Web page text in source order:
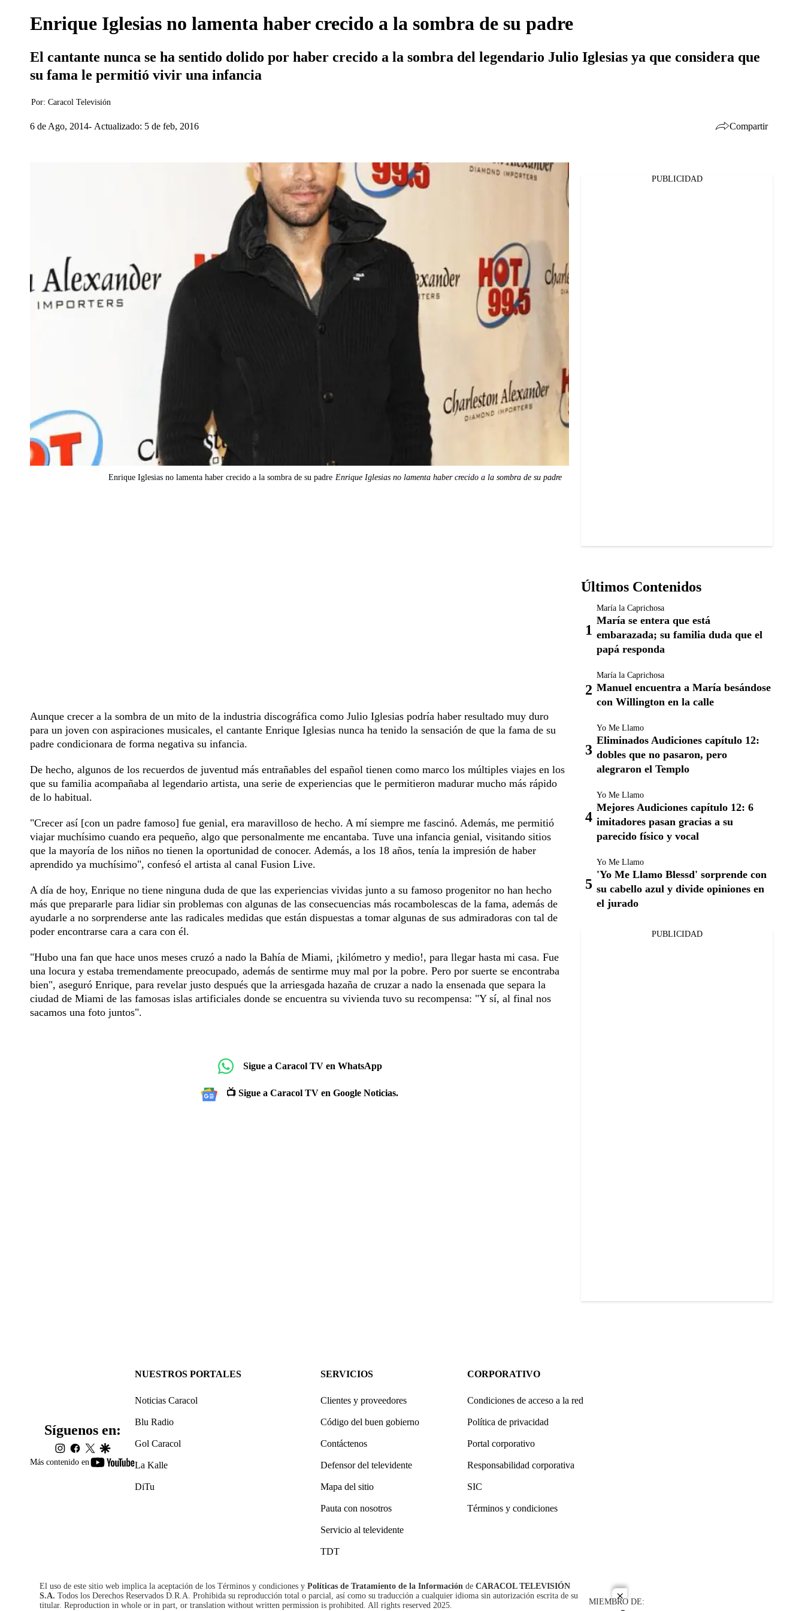
close
Enrique Iglesias no lamenta haber crecido a la sombra de su padre
El cantante nunca se ha sentido dolido por haber crecido a la sombra del legendario Julio Iglesias ya que considera que
su fama le permitió vivir una infancia
Por: Caracol Televisión
6 de Ago, 2014 Actualizado: 5 de feb, 2016 Compartir
Facebook
Twitter
Enrique Iglesias no lamenta haber crecido a la sombra de su padre Enrique Iglesias no lamenta haber crecido a la sombra de su padre
Aunque crecer a la sombra de un mito de la industria discográfica como Julio Iglesias podría haber resultado muy duro
para un joven con aspiraciones musicales, el cantante Enrique Iglesias nunca ha tenido la sensación de que la fama de su
padre condicionara de forma negativa su infancia.
De hecho, algunos de los recuerdos de juventud más entrañables del español tienen como marco los múltiples viajes en los
que su familia acompañaba al legendario artista, una serie de experiencias que le permitieron madurar mucho más rápido
de lo habitual.
"Crecer así [con un padre famoso] fue genial, era maravilloso de hecho. A mí siempre me fascinó. Además, me permitió
viajar muchísimo cuando era pequeño, algo que personalmente me encantaba. Tuve una infancia genial, visitando sitios
que la mayoría de los niños no tienen la oportunidad de conocer. Además, a los 18 años, tenía la impresión de haber
aprendido ya muchísimo", confesó el artista al canal Fusion Live.
A día de hoy, Enrique no tiene ninguna duda de que las experiencias vividas junto a su famoso progenitor no han hecho
más que prepararle para lidiar sin problemas con algunas de las consecuencias más rocambolescas de la fama, además de
ayudarle a no sorprenderse ante las radicales medidas que están dispuestas a tomar algunas de sus admiradoras con tal de
poder encontrarse cara a cara con él.
"Hubo una fan que hace unos meses cruzó a nado la Bahía de Miami, ¡kilómetro y medio!, para llegar hasta mi casa. Fue
una locura y estaba tremendamente preocupado, además de sentirme muy mal por la pobre. Pero por suerte se encontraba
bien", aseguró Enrique, para revelar justo después que la arriesgada hazaña de cruzar a nado la ensenada que separa la
ciudad de Miami de las famosas islas artificiales donde se encuentra su vivienda tuvo su recompensa: "Y sí, al final nos
sacamos una foto juntos".
Sigue a Caracol TV en WhatsApp
📺 Sigue a Caracol TV en Google Noticias.
PUBLICIDAD
Últimos Contenidos
María la Caprichosa
María se entera que está
embarazada; su familia duda que el
papá responda
María la Caprichosa
Manuel encuentra a María besándose
con Willington en la calle
Yo Me Llamo
Eliminados Audiciones capítulo 12:
dobles que no pasaron, pero
alegraron el Templo
Yo Me Llamo
Mejores Audiciones capítulo 12: 6
imitadores pasan gracias a su
parecido físico y vocal
Yo Me Llamo
'Yo Me Llamo Blessd' sorprende con
su cabello azul y divide opiniones en
el jurado
PUBLICIDAD
Más contenido en
youtube-
Síguenos en:
instagram
facebook
twittergoogle
NUESTROS PORTALES
Noticias Caracol
Blu Radio
Gol Caracol
La Kalle
DiTu
SERVICIOS
Clientes y proveedores
Código del buen gobierno
Contáctenos
Defensor del televidente
Mapa del sitio
Pauta con nosotros
Servicio al televidente
TDT
CORPORATIVO
Condiciones de acceso a la red
Política de privacidad
Portal corporativo
Responsabilidad corporativa
SIC
Términos y condiciones
El uso de este sitio web implica la aceptación de los Términos y condiciones y Políticas de Tratamiento de la Información de CARACOL TELEVISIÓN
S.A. Todos los Derechos Reservados D.R.A. Prohibida su reproducción total o parcial, así como su traducción a cualquier idioma sin autorización escrita de su
titular. Reproduction in whole or in part, or translation without written permission is prohibited. All rights reserved 2025.
MIEMBRO DE: